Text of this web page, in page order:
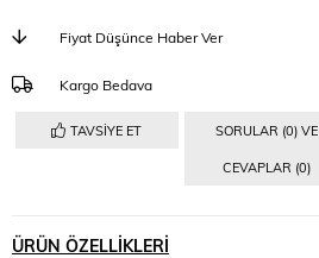
Fiyat Düşünce Haber Ver
Kargo Bedava
TAVSIYE ET SORULAR (0) VE
CEVAPLAR (0)
ÜRÜN ÖZELLIKLERI